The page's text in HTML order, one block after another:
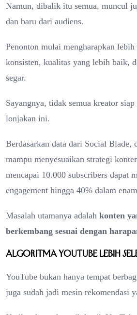
Namun, dibalik itu semua, muncul
dan baru dari audiens.
Penonton mulai mengharapkan
konsisten, kualitas yang lebih baik,
segar.
Sayangnya, tidak semua kreator siap
lonjakan ini.
Berdasarkan data dari Social Blade,
mampu menyesuaikan strategi
mencapai 10.000 subscribers dapat
engagement hingga 40% dalam
Masalah utamanya adalah konten
berkembang sesuai dengan
Algoritma YouTube Lebih
YouTube bukan hanya tempat
juga sudah jadi mesin rekomendasi